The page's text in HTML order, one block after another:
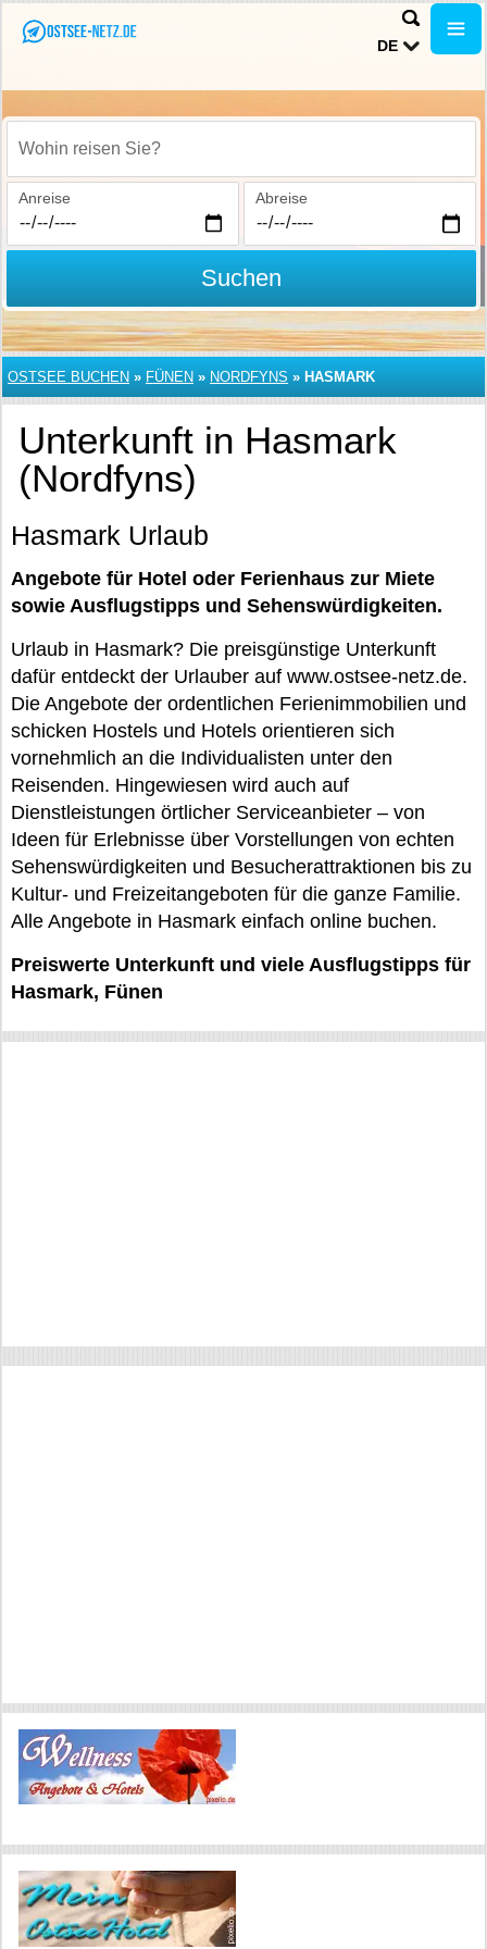
DE
Wohin reisen Sie?
Anreise Abreise
Suchen
OSTSEE BUCHEN » FÜNEN » NORDFYNS » HASMARK
Unterkunft in Hasmark
(Nordfyns)
Hasmark Urlaub
Angebote für Hotel oder Ferienhaus zur Miete
sowie Ausflugstipps und Sehenswürdigkeiten.
Urlaub in Hasmark? Die preisgünstige Unterkunft
dafür entdeckt der Urlauber auf www.ostsee-netz.de.
Die Angebote der ordentlichen Ferienimmobilien und
schicken Hostels und Hotels orientieren sich
vornehmlich an die Individualisten unter den
Reisenden. Hingewiesen wird auch auf
Dienstleistungen örtlicher Serviceanbieter – von
Ideen für Erlebnisse über Vorstellungen von echten
Sehenswürdigkeiten und Besucherattraktionen bis zu
Kultur- und Freizeitangeboten für die ganze Familie.
Alle Angebote in Hasmark einfach online buchen.
Preiswerte Unterkunft und viele Ausflugstipps für
Hasmark, Fünen